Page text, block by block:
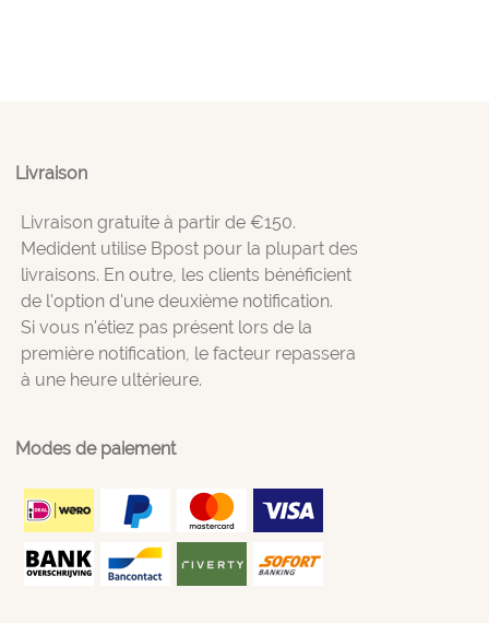
Livraison
Livraison gratuite à partir de €150.
Medident utilise Bpost pour la plupart des
livraisons. En outre, les clients bénéficient
de l'option d'une deuxième notification.
Si vous n'étiez pas présent lors de la
première notification, le facteur repassera
à une heure ultérieure.
Modes de paiement